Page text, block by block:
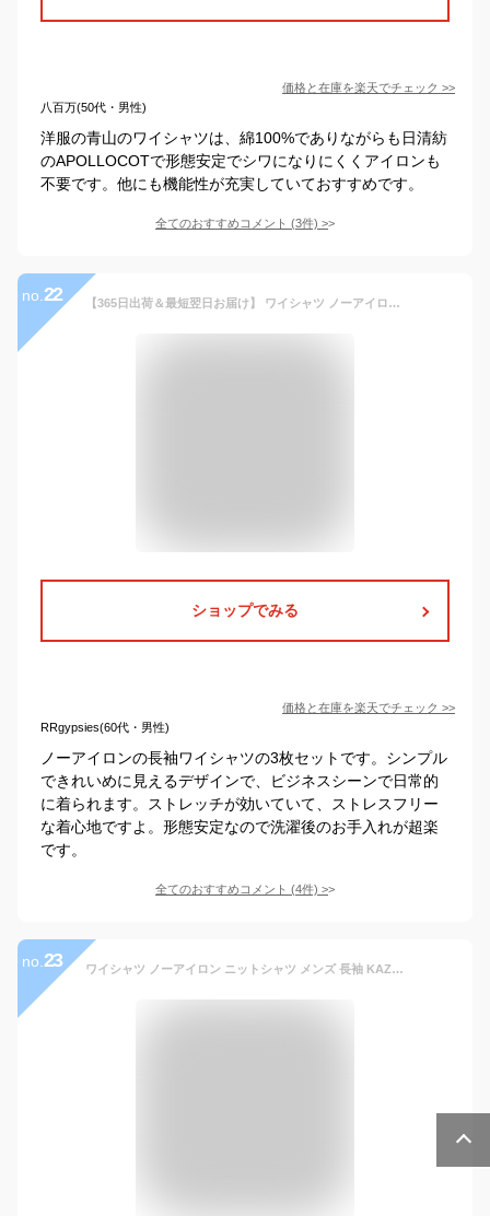
価格と在庫を楽天でチェック >>
八百万(50代・男性)
洋服の青山のワイシャツは、綿100%でありながらも日清紡
のAPOLLOCOTで形態安定でシワになりにくくアイロンも
不要です。他にも機能性が充実していておすすめです。
全てのおすすめコメント (3件) >
no. 22 【365日出荷＆最短翌日お届け】 ワイシャツ ノーアイロン 3枚セット 6990円 長袖 ストレッチ 速乾 Yシャツ 形態安定 メンズ カッターシャツ ビジネスシャツ ドレスシャツ ボタンダウン レギュラーカラー ワイドカラー 春夏 シャツマート SS
ショップでみる
価格と在庫を楽天でチェック >>
RRgypsies(60代・男性)
ノーアイロンの長袖ワイシャツの3枚セットです。シンプル
できれいめに見えるデザインで、ビジネスシーンで日常的
に着られます。ストレッチが効いていて、ストレスフリー
な着心地ですよ。形態安定なので洗濯後のお手入れが超楽
です。
全てのおすすめコメント (4件) >
no. 23 ワイシャツ ノーアイロン ニットシャツ メンズ 長袖 KAZAC 吸水速乾 日本製生地 ストレッチ トリコット ボタンダウン ワイドカラー ドレスシャツ yシャツ カッターシャツ ビジネス 春 夏 秋 冬 オールシーズン